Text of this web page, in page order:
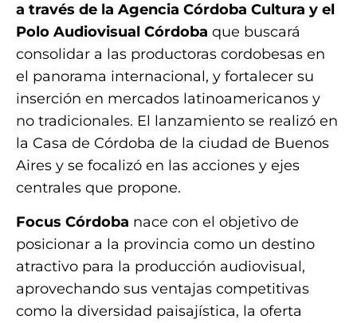
a través de la Agencia Córdoba Cultura y el
Polo Audiovisual Córdoba que buscará
consolidar a las productoras cordobesas en
el panorama internacional, y fortalecer su
inserción en mercados latinoamericanos y
no tradicionales. El lanzamiento se realizó en
la Casa de Córdoba de la ciudad de Buenos
Aires y se focalizó en las acciones y ejes
centrales que propone.
Focus Córdoba nace con el objetivo de
posicionar a la provincia como un destino
atractivo para la producción audiovisual,
aprovechando sus ventajas competitivas
como la diversidad paisajística, la oferta